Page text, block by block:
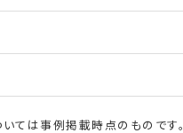
ては事例掲載時点のものです。